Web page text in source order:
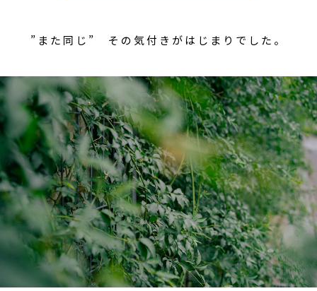
”また同じ” その気付きがはじまりでした。